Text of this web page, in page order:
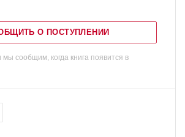
О ПОСТУПЛЕНИИ
мы сообщим, когда книга появится в